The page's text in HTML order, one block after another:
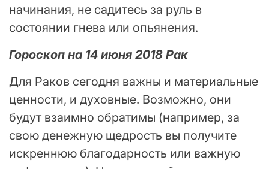
начинания, не садитесь за руль в
состоянии гнева или опьянения.
Гороскоп на 14 июня 2018 Рак
Для Раков сегодня важны и материальные
ценности, и духовные. Возможно, они
будут взаимно обратимы (например, за
свою денежную щедрость вы получите
искреннюю благодарность или важную